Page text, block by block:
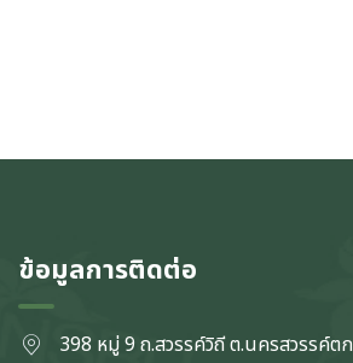
ข้อมูลการติดต่อ
398 หมู่ 9 ถ.สวรรค์วิถี ต.นครสวรรค์ตก